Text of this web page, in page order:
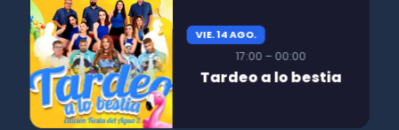
VIE. 14 AGO.
17:00 – 00:00
Tardeo a lo bestia